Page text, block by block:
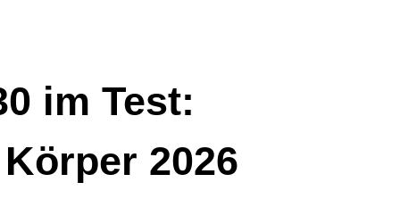
im Test:
2026